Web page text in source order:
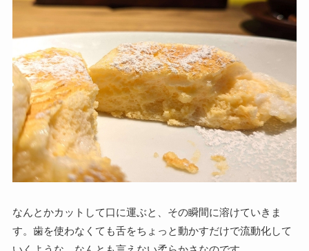
なんとかカットして口に運ぶと、その瞬間に溶けていきま
す。歯を使わなくても舌をちょっと動かすだけで流動化して